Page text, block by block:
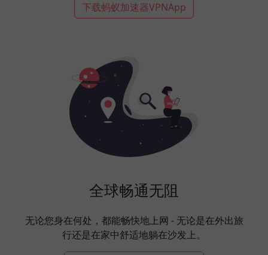
下载蚂蚁加速器VPNApp
全球畅通无阻
无论您身在何处，都能畅快地上网 - 无论是在外出旅
行还是在家中舒适地躺在沙发上。